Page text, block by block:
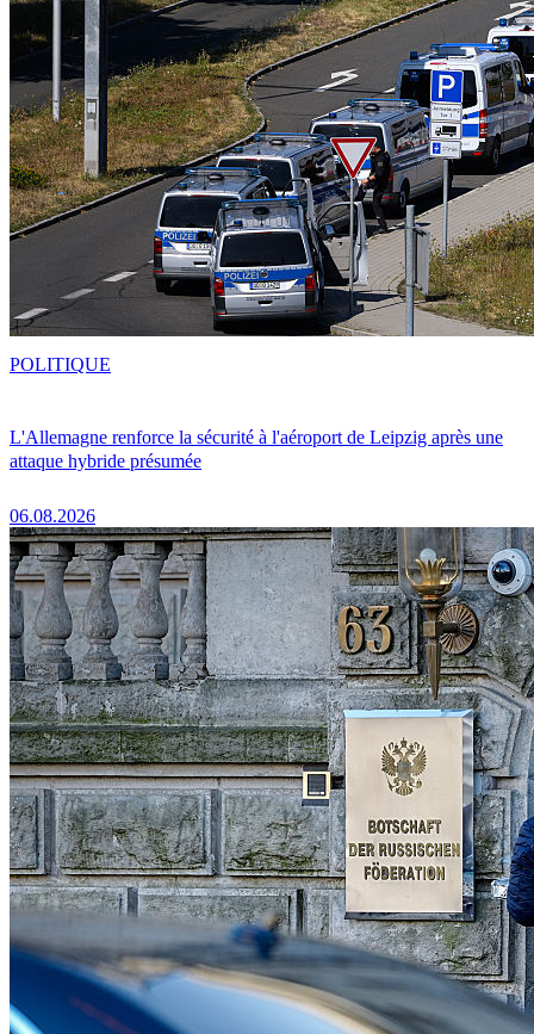
L'Allemagne renforce la sécurité à l'aéroport de Leipzig après une
attaque hybride présumée
06.08.2026
POLITIQUE